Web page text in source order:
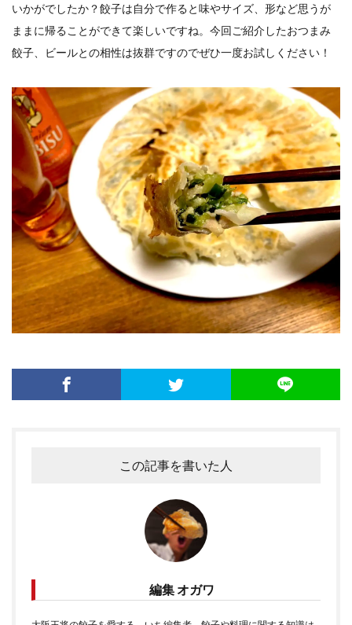
いかがでしたか？餃子は自分で作ると味やサイズ、形など思うが
ままに帰ることができて楽しいですね。今回ご紹介したおつまみ
餃子、ビールとの相性は抜群ですのでぜひ一度お試しください！
この記事を書いた人
編集 オガワ